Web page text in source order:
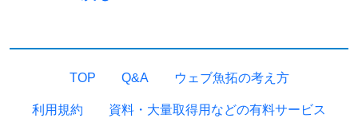
TOP Q&A ウェブ魚拓の考え方
利用規約 資料・大量取得用などの有料サービス